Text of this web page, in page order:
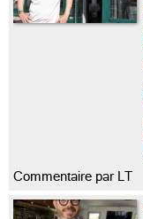
Commentaire par LT